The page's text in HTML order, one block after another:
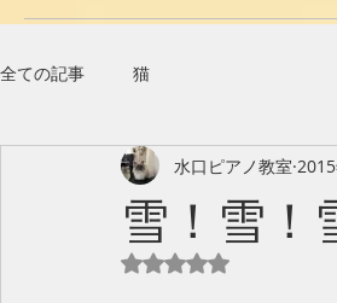
全ての記事 猫
雪！雪！
水口ピアノ教室
5つ星のうちNaNと